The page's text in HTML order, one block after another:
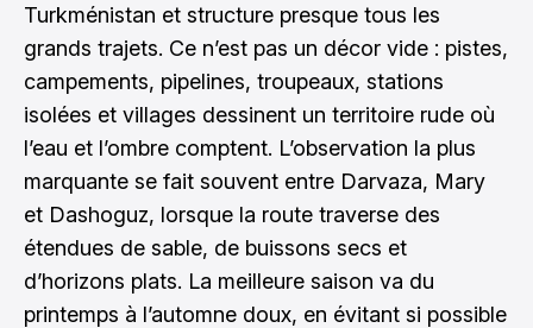
Turkménistan et structure presque tous les
grands trajets. Ce n’est pas un décor vide : pistes,
campements, pipelines, troupeaux, stations
isolées et villages dessinent un territoire rude où
l’eau et l’ombre comptent. L’observation la plus
marquante se fait souvent entre Darvaza, Mary
et Dashoguz, lorsque la route traverse des
étendues de sable, de buissons secs et
d’horizons plats. La meilleure saison va du
printemps à l’automne doux, en évitant si possible